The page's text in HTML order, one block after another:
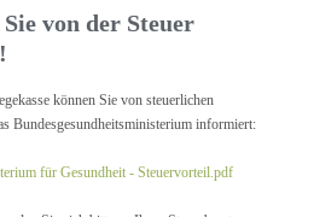
von der Steuer
können Sie von steuerlichen
Bundesgesundheitsministerium informiert:
für Gesundheit - Steuervorteil.pdf